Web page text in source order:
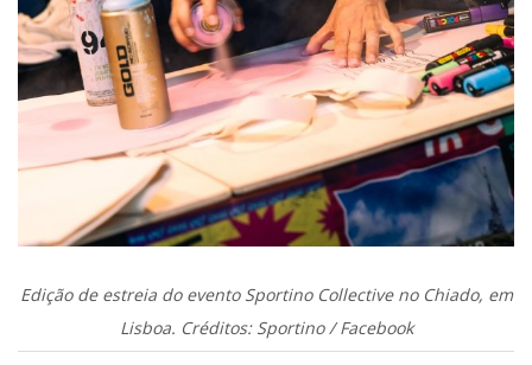
Edição de estreia do evento Sportino Collective no Chiado, em
Lisboa. Créditos: Sportino / Facebook